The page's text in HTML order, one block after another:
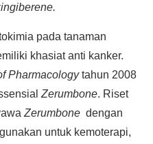
pada tanaman
khasiat anti kanker.
Pharmacologytahun 2008
Zerumbone. Riset
Zerumbone dengan
untuk kemoterapi,